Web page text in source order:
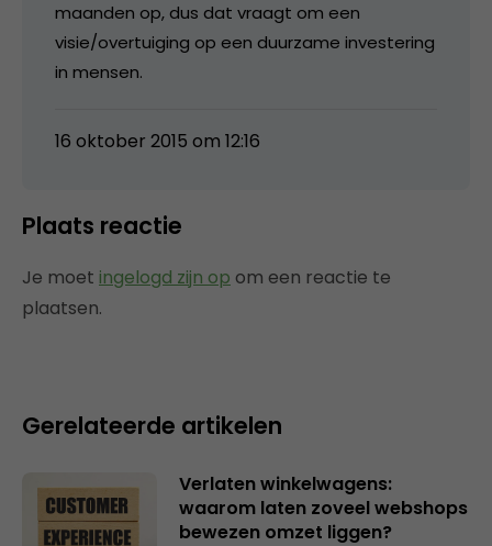
maanden op, dus dat vraagt om een
visie/overtuiging op een duurzame investering
in mensen.
16 oktober 2015 om 12:16
Plaats reactie
Je moet ingelogd zijn op om een reactie te
plaatsen.
Gerelateerde artikelen
Verlaten winkelwagens:
waarom laten zoveel webshops
bewezen omzet liggen?